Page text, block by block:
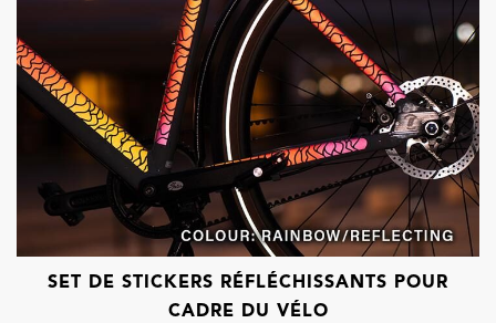
SET DE STICKERS RÉFLÉCHISSANTS POUR
CADRE DU VÉLO